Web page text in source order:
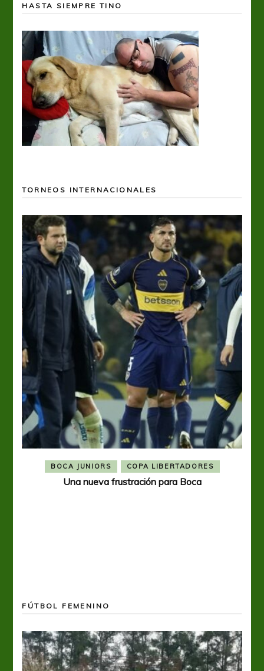
HASTA SIEMPRE TINO
TORNEOS INTERNACIONALES
BOCA JUNIORS COPA LIBERTADORES
Una nueva frustración para Boca
FÚTBOL FEMENINO